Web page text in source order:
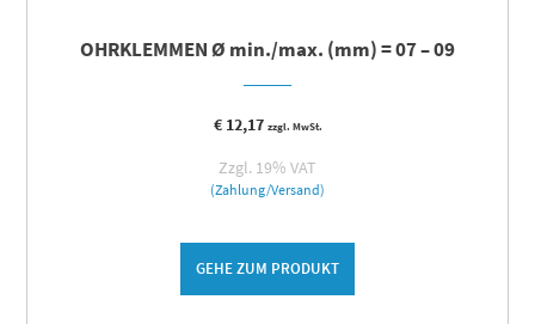
OHRKLEMMEN Ø min./max. (mm) = 07 – 09
€12,17 zzgl. MwSt.
Zzgl. 19% VAT
(Zahlung/Versand)
GEHE ZUM PRODUKT